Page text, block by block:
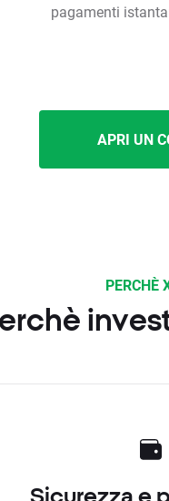
pagamenti
APRI UN
PERCHÈ
Sicurezza e